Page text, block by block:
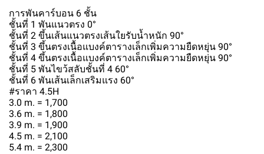
การพันคาร์บอน 6 ชั้น
ชั้นที่ 1 พันแนวตรง 0°
ชั้นที่ 2 ขึ้นเส้นแนวตรงเส้นใยรับน้ำหนัก 90°
ชั้นที่ 3 ขึ้นตรงเนื้อแบงค์ตารางเล็กเพิ่มความยืดหยุ่น 90°
ชั้นที่ 4 ขึ้นตรงเนื้อแบงค์ตารางเล็กเพิ่มความยืดหยุ่น 90°
ชั้นที่ 5 พันไขว้สลับชั้นที่ 4 60°
ชั้นที่ 6 พันเส้นเล็กเสริมแรง 60°
#ราคา 4.5H
3.0 m. = 1,700
3.6 m. = 1,800
3.9 m. = 1,900
4.5 m. = 2,100
5.4 m. = 2,300